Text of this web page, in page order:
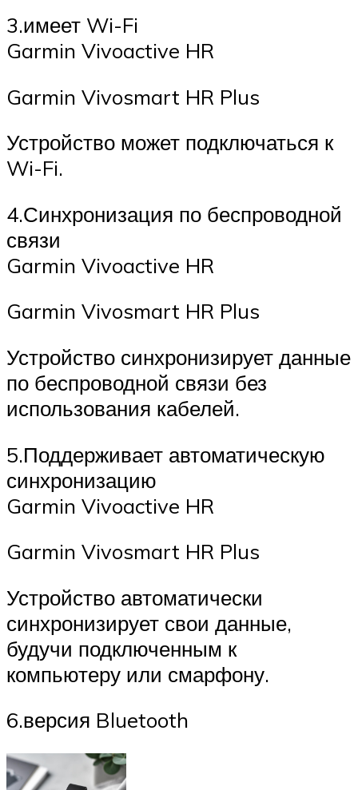
3.имеет Wi-Fi
Garmin Vivoactive HR
Garmin Vivosmart HR Plus
Устройство может подключаться к
Wi-Fi.
4.Синхронизация по беспроводной
связи
Garmin Vivoactive HR
Garmin Vivosmart HR Plus
Устройство синхронизирует данные
по беспроводной связи без
использования кабелей.
5.Поддерживает автоматическую
синхронизацию
Garmin Vivoactive HR
Garmin Vivosmart HR Plus
Устройство автоматически
синхронизирует свои данные,
будучи подключенным к
компьютеру или смарфону.
6.версия Bluetooth